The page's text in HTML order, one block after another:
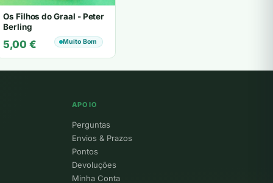
Os Filhos do Graal - Peter
Berling
5,00 € Muito Bom
APOIO
Perguntas
Envios & Prazos
Pontos
Devoluções
Minha Conta